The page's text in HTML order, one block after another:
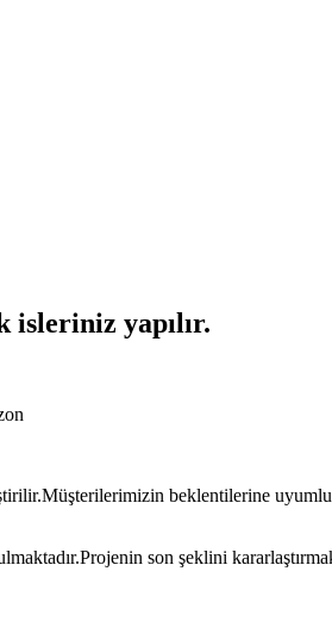
isleriniz yapılır.
beklentilerine uyumlu
son şeklini